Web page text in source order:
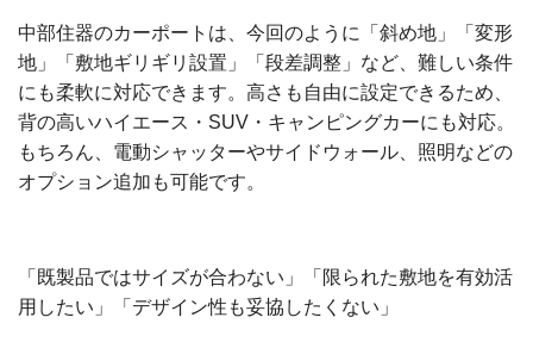
中部住器のカーポートは、今回のように「斜め地」「変形
地」「敷地ギリギリ設置」「段差調整」など、難しい条件
にも柔軟に対応できます。高さも自由に設定できるため、
背の高いハイエース・SUV・キャンピングカーにも対応。
もちろん、電動シャッターやサイドウォール、照明などの
オプション追加も可能です。
「既製品ではサイズが合わない」「限られた敷地を有効活
用したい」「デザイン性も妥協したくない」